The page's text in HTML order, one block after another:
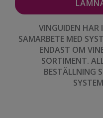
VINGUIDEN HAR
SAMARBETE MED
ENDAST OM
SORTIMENT.
BESTÄLLNING